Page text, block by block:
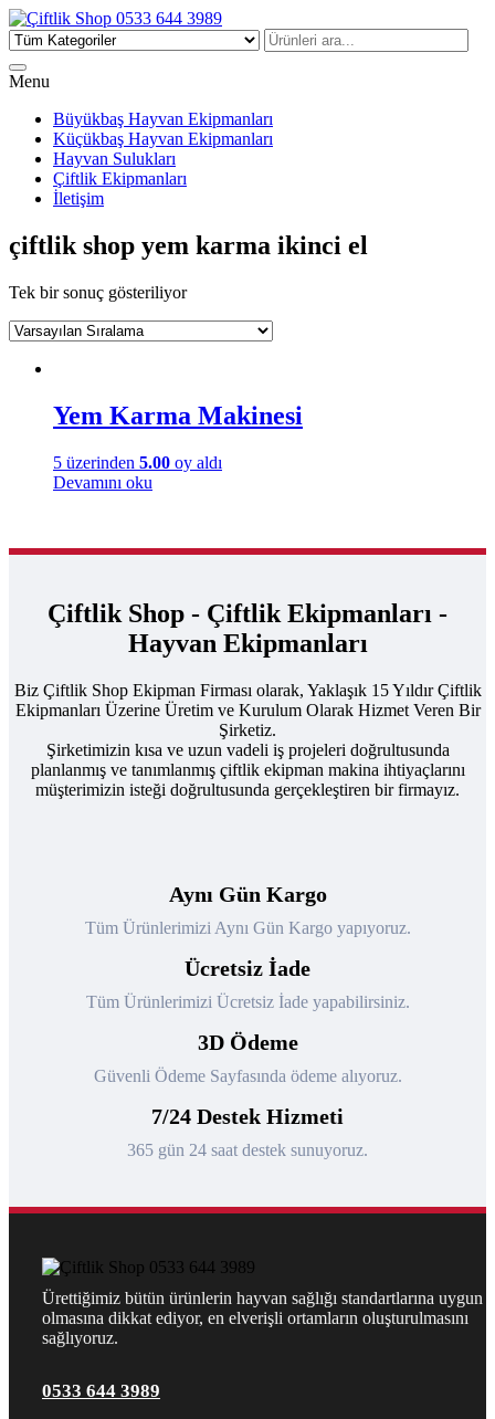
Çiftlik Shop 0533 644 3989
Menu
Büyükbaş Hayvan Ekipmanları
Küçükbaş Hayvan Ekipmanları
Hayvan Sulukları
Çiftlik Ekipmanları
İletişim
çiftlik shop yem karma ikinci el
Tek bir sonuç gösteriliyor
Yem Karma Makinesi
5 üzerinden 5.00 oy aldı
Devamını oku
Çiftlik Shop - Çiftlik Ekipmanları -
Hayvan Ekipmanları
Biz Çiftlik Shop Ekipman Firması olarak, Yaklaşık 15 Yıldır Çiftlik
Ekipmanları Üzerine Üretim ve Kurulum Olarak Hizmet Veren Bir
Şirketiz.
Şirketimizin kısa ve uzun vadeli iş projeleri doğrultusunda
planlanmış ve tanımlanmış çiftlik ekipman makina ihtiyaçlarını
müşterimizin isteği doğrultusunda gerçekleştiren bir firmayız.
Aynı Gün Kargo
Tüm Ürünlerimizi Aynı Gün Kargo yapıyoruz.
Ücretsiz İade
Tüm Ürünlerimizi Ücretsiz İade yapabilirsiniz.
3D Ödeme
Güvenli Ödeme Sayfasında ödeme alıyoruz.
7/24 Destek Hizmeti
365 gün 24 saat destek sunuyoruz.
Ürettiğimiz bütün ürünlerin hayvan sağlığı standartlarına uygun
olmasına dikkat ediyor, en elverişli ortamların oluşturulmasını
sağlıyoruz.
0533 644 3989